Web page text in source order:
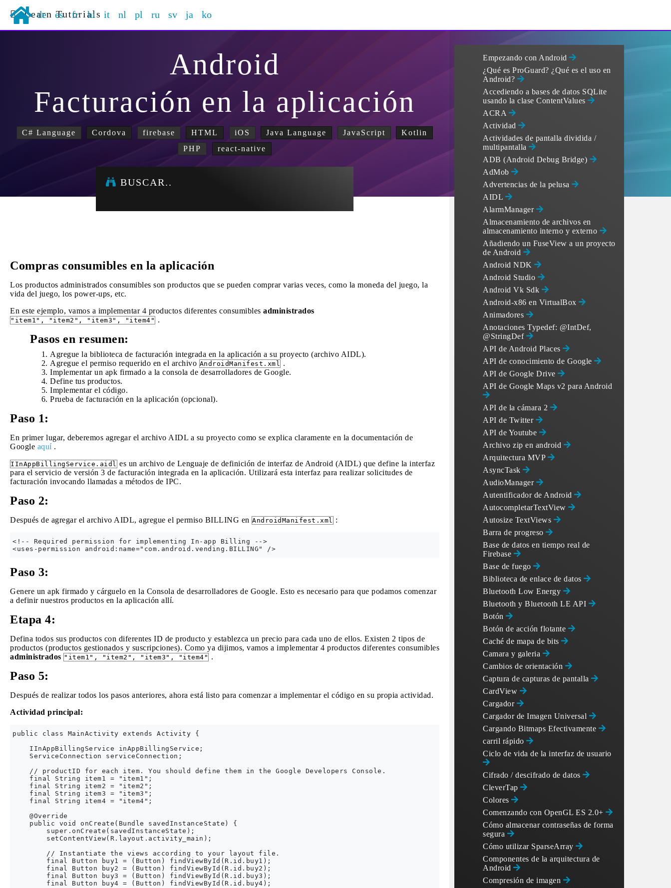
Learn Tutorials
de es fr hi it nl pl ru sv ja ko
Android
Facturación en la aplicación
C# Language Cordova firebase HTML iOS Java Language JavaScript
Kotlin
PHP
react-native
BUSCAR..
Compras consumibles en la aplicación
Los productos administrados consumibles son productos que se pueden comprar varias veces, como la moneda del juego, la
vida del juego, los power-ups, etc.
En este ejemplo, vamos a implementar 4 productos diferentes consumibles administrados
"item1", "item2", "item3", "item4" .
Pasos en resumen:
Agregue la biblioteca de facturación integrada en la aplicación a su proyecto (archivo AIDL).
Agregue el permiso requerido en el archivo AndroidManifest.xml .
Implementar un apk firmado a la consola de desarrolladores de Google.
Define tus productos.
Implementar el código.
Prueba de facturación en la aplicación (opcional).
Paso 1:
En primer lugar, deberemos agregar el archivo AIDL a su proyecto como se explica claramente en la documentación de
Google aquí.
IInAppBillingService.aidl es un archivo de Lenguaje de definición de interfaz de Android (AIDL) que define la interfaz
para el servicio de versión 3 de facturación integrada en la aplicación. Utilizará esta interfaz para realizar solicitudes de
facturación invocando llamadas a métodos de IPC.
Paso 2:
Después de agregar el archivo AIDL, agregue el permiso BILLING en AndroidManifest.xml :
<!-- Required permission for implementing In-app Billing -->
Paso 3:
Genere un apk firmado y cárguelo en la Consola de desarrolladores de Google. Esto es necesario para que podamos comenzar
a definir nuestros productos en la aplicación allí.
Etapa 4:
Defina todos sus productos con diferentes ID de producto y establezca un precio para cada uno de ellos. Existen 2 tipos de
productos (productos gestionados y suscripciones). Como ya dijimos, vamos a implementar 4 productos diferentes consumibles
administrados "item1", "item2", "item3", "item4" .
Paso 5:
Después de realizar todos los pasos anteriores, ahora está listo para comenzar a implementar el código en su propia actividad.
Actividad principal:
public class MainActivity extends Activity {
    IInAppBillingService inAppBillingService;
    ServiceConnection serviceConnection;
    // productID for each item. You should define them in the Google Developers Console.
    final String item1 = "item1";
    final String item2 = "item2";
    final String item3 = "item3";
    final String item4 = "item4";
    @Override
    public void onCreate(Bundle savedInstanceState) {
        super.onCreate(savedInstanceState);
        setContentView(R.layout.activity_main);
        // Instantiate the views according to your layout file.
        final Button buy1 = (Button) findViewById(R.id.buy1);
        final Button buy2 = (Button) findViewById(R.id.buy2);
        final Button buy3 = (Button) findViewById(R.id.buy3);
        final Button buy4 = (Button) findViewById(R.id.buy4);
Empezando con Android
¿Qué es ProGuard? ¿Qué es el uso en
Android?
Accediendo a bases de datos SQLite
usando la clase ContentValues
ACRA
Actividad
Actividades de pantalla dividida /
multipantalla
ADB (Android Debug Bridge)
AdMob
Advertencias de la pelusa
AIDL
AlarmManager
Almacenamiento de archivos en
almacenamiento interno y externo
Añadiendo un FuseView a un proyecto
de Android
Android NDK
Android Studio
Android Vk Sdk
Android-x86 en VirtualBox
Animadores
Anotaciones Typedef: @IntDef,
@StringDef
API de Android Places
API de conocimiento de Google
API de Google Drive
API de Google Maps v2 para Android
API de la cámara 2
API de Twitter
API de Youtube
Archivo zip en android
Arquitectura MVP
AsyncTask
AudioManager
Autentificador de Android
AutocompletarTextView
Autosize TextViews
Barra de progreso
Base de datos en tiempo real de
Firebase
Base de fuego
Biblioteca de enlace de datos
Bluetooth Low Energy
Bluetooth y Bluetooth LE API
Botón
Botón de acción flotante
Caché de mapa de bits
Camara y galeria
Cambios de orientación
Captura de capturas de pantalla
CardView
Cargador
Cargador de Imagen Universal
Cargando Bitmaps Efectivamente
carril rápido
Ciclo de vida de la interfaz de usuario
Cifrado / descifrado de datos
CleverTap
Colores
Comenzando con OpenGL ES 2.0+
Cómo almacenar contraseñas de forma
segura
Cómo utilizar SparseArray
Componentes de la arquitectura de
Android
Compresión de imagen